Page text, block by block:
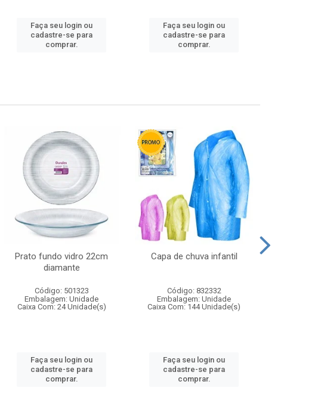
Faça seu login ou
cadastre-se para
comprar.
Faça seu login ou
cadastre-se para
comprar.
Prato fundo vidro 22cm
diamante
Código: 501323
Embalagem: Unidade
Caixa Com: 24 Unidade(s)
Faça seu login ou
cadastre-se para
comprar.
Capa de chuva infantil
Código: 832332
Embalagem: Unidade
Caixa Com: 144 Unidade(s)
Faça seu login ou
cadastre-se para
comprar.